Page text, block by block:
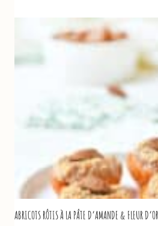
COURGETTE,
HUILE
D’OLIVE
ABRICOTS RÔTIS À LA PÂTE D’AMANDE & FLEUR